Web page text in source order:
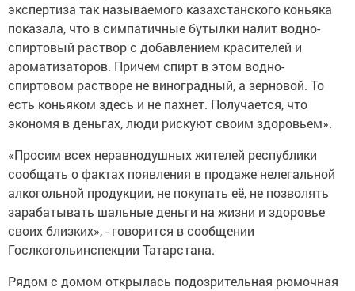
экспертиза так называемого казахстанского коньяка
показала, что в симпатичные бутылки налит водно-
спиртовый раствор с добавлением красителей и
ароматизаторов. Причем спирт в этом водно-
спиртовом растворе не виноградный, а зерновой. То
есть коньяком здесь и не пахнет. Получается, что
экономя в деньгах, люди рискуют своим здоровьем».
«Просим всех неравнодушных жителей республики
сообщать о фактах появления в продаже нелегальной
алкогольной продукции, не покупать её, не позволять
зарабатывать шальные деньги на жизни и здоровье
своих близких», - говорится в сообщении
Гослкогольинспекции Татарстана.
Рядом с домом открылась подозрительная рюмочная